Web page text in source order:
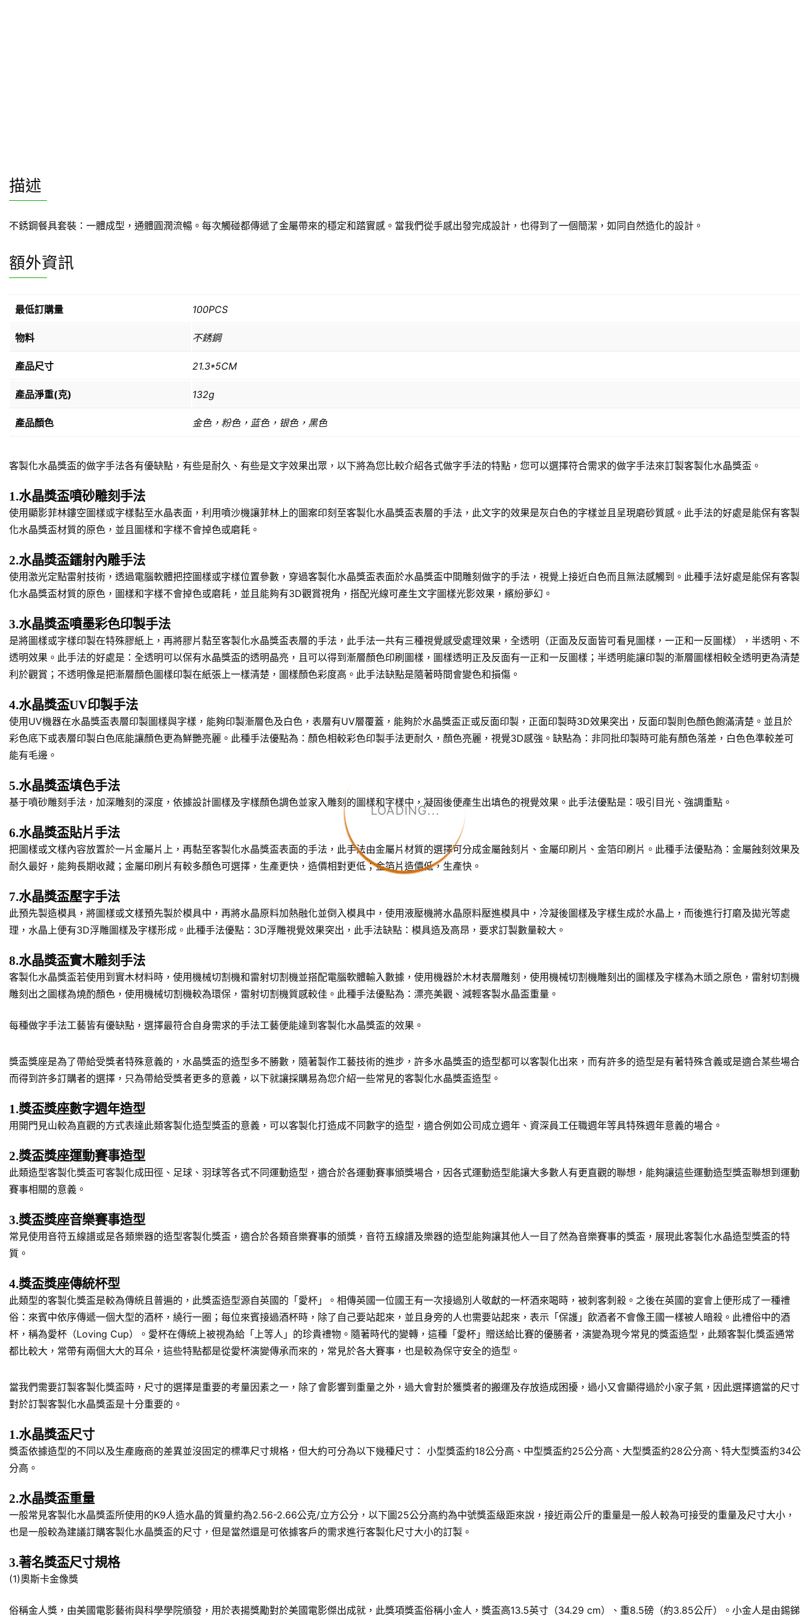
LOADING...
描述
不銹鋼餐具套裝：一體成型，通體圓潤流暢。每次觸碰都傳遞了金屬帶來的穩定和踏實感。當我們從手感出發完成設計，也得到了一個簡潔，如同自然造化的設計。
額外資訊
最低訂購量 100PCS
物料 不銹鋼
產品尺寸 21.3*5CM
產品淨重(克) 132g
產品顏色 金色，粉色，蓝色，银色，黑色
客製化水晶獎盃的做字手法各有優缺點，有些是耐久、有些是文字效果出眾，以下將為您比較介紹各式做字手法的特點，您可以選擇符合需求的做字手法來訂製客製化水晶獎盃。
1.水晶獎盃噴砂雕刻手法
使用顯影菲林鏤空圖樣或字樣黏至水晶表面，利用噴沙機讓菲林上的圖案印刻至客製化水晶獎盃表層的手法，此文字的效果是灰白色的字樣並且呈現磨砂質感。此手法的好處是能保有客製
化水晶獎盃材質的原色，並且圖樣和字樣不會掉色或磨耗。
2.水晶獎盃鐳射內雕手法
使用激光定點雷射技術，透過電腦軟體把控圖樣或字樣位置參數，穿過客製化水晶獎盃表面於水晶獎盃中間雕刻做字的手法，視覺上接近白色而且無法感觸到。此種手法好處是能保有客製
化水晶獎盃材質的原色，圖樣和字樣不會掉色或磨耗，並且能夠有3D觀賞視角，搭配光線可產生文字圖樣光影效果，繽紛夢幻。
3.水晶獎盃噴墨彩色印製手法
是將圖樣或字樣印製在特殊膠紙上，再將膠片黏至客製化水晶獎盃表層的手法，此手法一共有三種視覺感受處理效果，全透明（正面及反面皆可看見圖樣，一正和一反圖樣），半透明、不
透明效果。此手法的好處是：全透明可以保有水晶獎盃的透明晶亮，且可以得到漸層顏色印刷圖樣，圖樣透明正及反面有一正和一反圖樣；半透明能讓印製的漸層圖樣相較全透明更為清楚
利於觀賞；不透明像是把漸層顏色圖樣印製在紙張上一樣清楚，圖樣顏色彩度高。此手法缺點是隨著時間會變色和損傷。
4.水晶獎盃UV印製手法
使用UV機器在水晶獎盃表層印製圖樣與字樣，能夠印製漸層色及白色，表層有UV層覆蓋，能夠於水晶獎盃正或反面印製，正面印製時3D效果突出，反面印製則色顏色飽滿清楚。並且於
彩色底下或表層印製白色底能讓顏色更為鮮艷亮麗。此種手法優點為：顏色相較彩色印製手法更耐久，顏色亮麗，視覺3D感強。缺點為：非同批印製時可能有顏色落差，白色色準較差可
能有毛邊。
5.水晶獎盃填色手法
基于噴砂雕刻手法，加深雕刻的深度，依據設計圖樣及字樣顏色調色並家入雕刻的圖樣和字樣中，凝固後便產生出填色的視覺效果。此手法優點是：吸引目光、強調重點。
6.水晶獎盃貼片手法
把圖樣或文樣內容放置於一片金屬片上，再黏至客製化水晶獎盃表面的手法，此手法由金屬片材質的選擇可分成金屬蝕刻片、金屬印刷片、金箔印刷片。此種手法優點為：金屬蝕刻效果及
耐久最好，能夠長期收藏；金屬印刷片有較多顏色可選擇，生產更快，造價相對更低；金箔片造價低，生產快。
7.水晶獎盃壓字手法
此預先製造模具，將圖樣或文樣預先製於模具中，再將水晶原料加熱融化並倒入模具中，使用液壓機將水晶原料壓進模具中，冷凝後圖樣及字樣生成於水晶上，而後進行打磨及拋光等處
理，水晶上便有3D浮雕圖樣及字樣形成。此種手法優點：3D浮雕視覺效果突出，此手法缺點：模具造及高昂，要求訂製數量較大。
8.水晶獎盃實木雕刻手法
客製化水晶獎盃若使用到實木材料時，使用機械切割機和雷射切割機並搭配電腦軟體輸入數據，使用機器於木材表層雕刻，使用機械切割機雕刻出的圖樣及字樣為木頭之原色，雷射切割機
雕刻出之圖樣為燒酌顏色，使用機械切割機較為環保，雷射切割機質感較佳。此種手法優點為：漂亮美觀、減輕客製水晶盃重量。
每種做字手法工藝皆有優缺點，選擇最符合自身需求的手法工藝便能達到客製化水晶獎盃的效果。
獎盃獎座是為了帶給受獎者特殊意義的，水晶獎盃的造型多不勝數，隨著製作工藝技術的進步，許多水晶獎盃的造型都可以客製化出來，而有許多的造型是有著特殊含義或是適合某些場合
而得到許多訂購者的選擇，只為帶給受獎者更多的意義，以下就讓採購易為您介紹一些常見的客製化水晶獎盃造型。
1.獎盃獎座數字週年造型
用開門見山較為直觀的方式表達此類客製化造型獎盃的意義，可以客製化打造成不同數字的造型，適合例如公司成立週年、資深員工任職週年等具特殊週年意義的場合。
2.獎盃獎座運動賽事造型
此類造型客製化獎盃可客製化成田徑、足球、羽球等各式不同運動造型，適合於各運動賽事頒獎場合，因各式運動造型能讓大多數人有更直觀的聯想，能夠讓這些運動造型獎盃聯想到運動
賽事相關的意義。
3.獎盃獎座音樂賽事造型
常見使用音符五線譜或是各類樂器的造型客製化獎盃，適合於各類音樂賽事的頒獎，音符五線譜及樂器的造型能夠讓其他人一目了然為音樂賽事的獎盃，展現此客製化水晶造型獎盃的特
質。
4.獎盃獎座傳統杯型
此類型的客製化獎盃是較為傳統且普遍的，此獎盃造型源自英國的「愛杯」。相傳英國一位國王有一次接過別人敬獻的一杯酒來喝時，被刺客刺殺。之後在英國的宴會上便形成了一種禮
俗：來賓中依序傳遞一個大型的酒杯，繞行一圈；每位來賓接過酒杯時，除了自己要站起來，並且身旁的人也需要站起來，表示「保護」飲酒者不會像王國一樣被人暗殺。此禮俗中的酒
杯，稱為愛杯（Loving Cup）。愛杯在傳統上被視為給「上等人」的珍貴禮物。隨著時代的變轉，這種「愛杯」贈送給比賽的優勝者，演變為現今常見的獎盃造型，此類客製化獎盃通常
都比較大，常帶有兩個大大的耳朵，這些特點都是從愛杯演變傳承而來的，常見於各大賽事，也是較為保守安全的造型。
當我們需要訂製客製化獎盃時，尺寸的選擇是重要的考量因素之一，除了會影響到重量之外，過大會對於獲獎者的搬運及存放造成困擾，過小又會顯得過於小家子氣，因此選擇適當的尺寸
對於訂製客製化水晶獎盃是十分重要的。
1.水晶獎盃尺寸
獎盃依據造型的不同以及生產廠商的差異並沒固定的標準尺寸規格，但大約可分為以下幾種尺寸： 小型獎盃約18公分高、中型獎盃約25公分高、大型獎盃約28公分高、特大型獎盃約34公
分高。
2.水晶獎盃重量
一般常見客製化水晶獎盃所使用的K9人造水晶的質量約為2.56-2.66公克/立方公分，以下圖25公分高約為中號獎盃級距來說，接近兩公斤的重量是一般人較為可接受的重量及尺寸大小，
也是一般較為建議訂購客製化水晶獎盃的尺寸，但是當然還是可依據客戶的需求進行客製化尺寸大小的訂製。
3.著名獎盃尺寸規格
(1)奧斯卡金像獎
俗稱金人獎，由美國電影藝術與科學學院頒發，用於表揚獎勵對於美國電影傑出成就，此獎項獎盃俗稱小金人，獎盃高13.5英寸（34.29 cm）、重8.5磅（約3.85公斤）。小金人是由錫銻